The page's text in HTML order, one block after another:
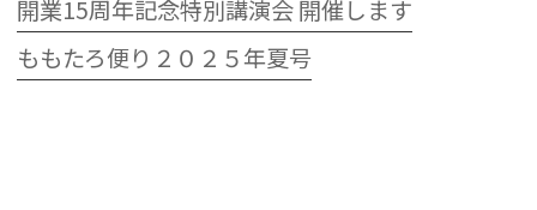
開業15周年記念特別講演会 開催します
ももたろ便り２０２５年夏号